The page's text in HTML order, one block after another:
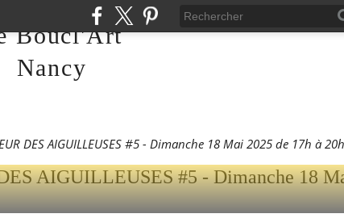
Boucl'Art
Nancy
DES AIGUILLEUSES #5 - Dimanche 18 Mai 2025 de 17h à
- LE CHOEUR